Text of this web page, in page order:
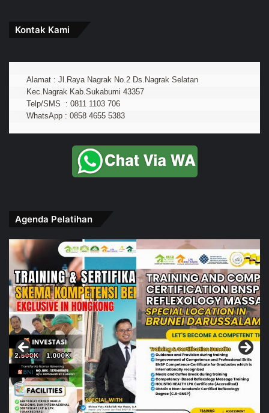
Kontak Kami
Alamat : Jl.Raya Nagrak No.2 Ds.Nagrak Selatan
Kec.Nagrak Kab.Sukabumi 43357
Telp/SMS  : 0811 1103 706
WhatsApp : 0858 4655 5383
Agenda Pelatihan